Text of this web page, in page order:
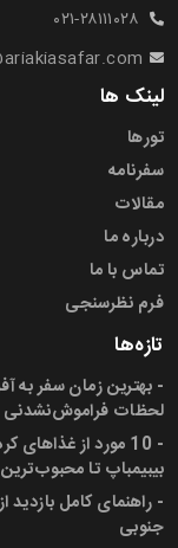
۰۲۱-۲۸۱۱۱۰۲۸
لینک ها
تورها
سفرنامه
مقالات
درباره ما
تماس با ما
فرم نظرسنجی
تازه‌ها
- بهترین زمان سفر به
لحظات فراموش‌نشدنی
-
10 مورد از
بیبیمباپ تا
-
جنوبی